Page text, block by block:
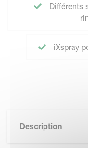
Différents
iXspray
Description